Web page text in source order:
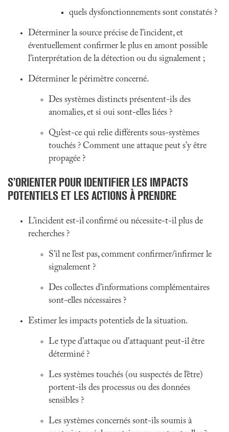
quels dysfonctionnements sont constatés ?
Déterminer la source précise de l’incident, et
éventuellement confirmer le plus en amont possible
l’interprétation de la détection ou du signalement ;
Déterminer le périmètre concerné.
Des systèmes distincts présentent-ils des
anomalies, et si oui sont-elles liées ?
Qu’est-ce qui relie différents sous-systèmes
touchés ? Comment une attaque peut s’y être
propagée ?
S’ORIENTER POUR IDENTIFIER LES IMPACTS
POTENTIELS ET LES ACTIONS À PRENDRE
L’incident est-il confirmé ou nécessite-t-il plus de
recherches ?
S’il ne l’est pas, comment confirmer/infirmer le
signalement ?
Des collectes d’informations complémentaires
sont-elles nécessaires ?
Estimer les impacts potentiels de la situation.
Le type d’attaque ou d’attaquant peut-il être
déterminé ?
Les systèmes touchés (ou suspectés de l’être)
portent-ils des processus ou des données
sensibles ?
Les systèmes concernés sont-ils soumis à